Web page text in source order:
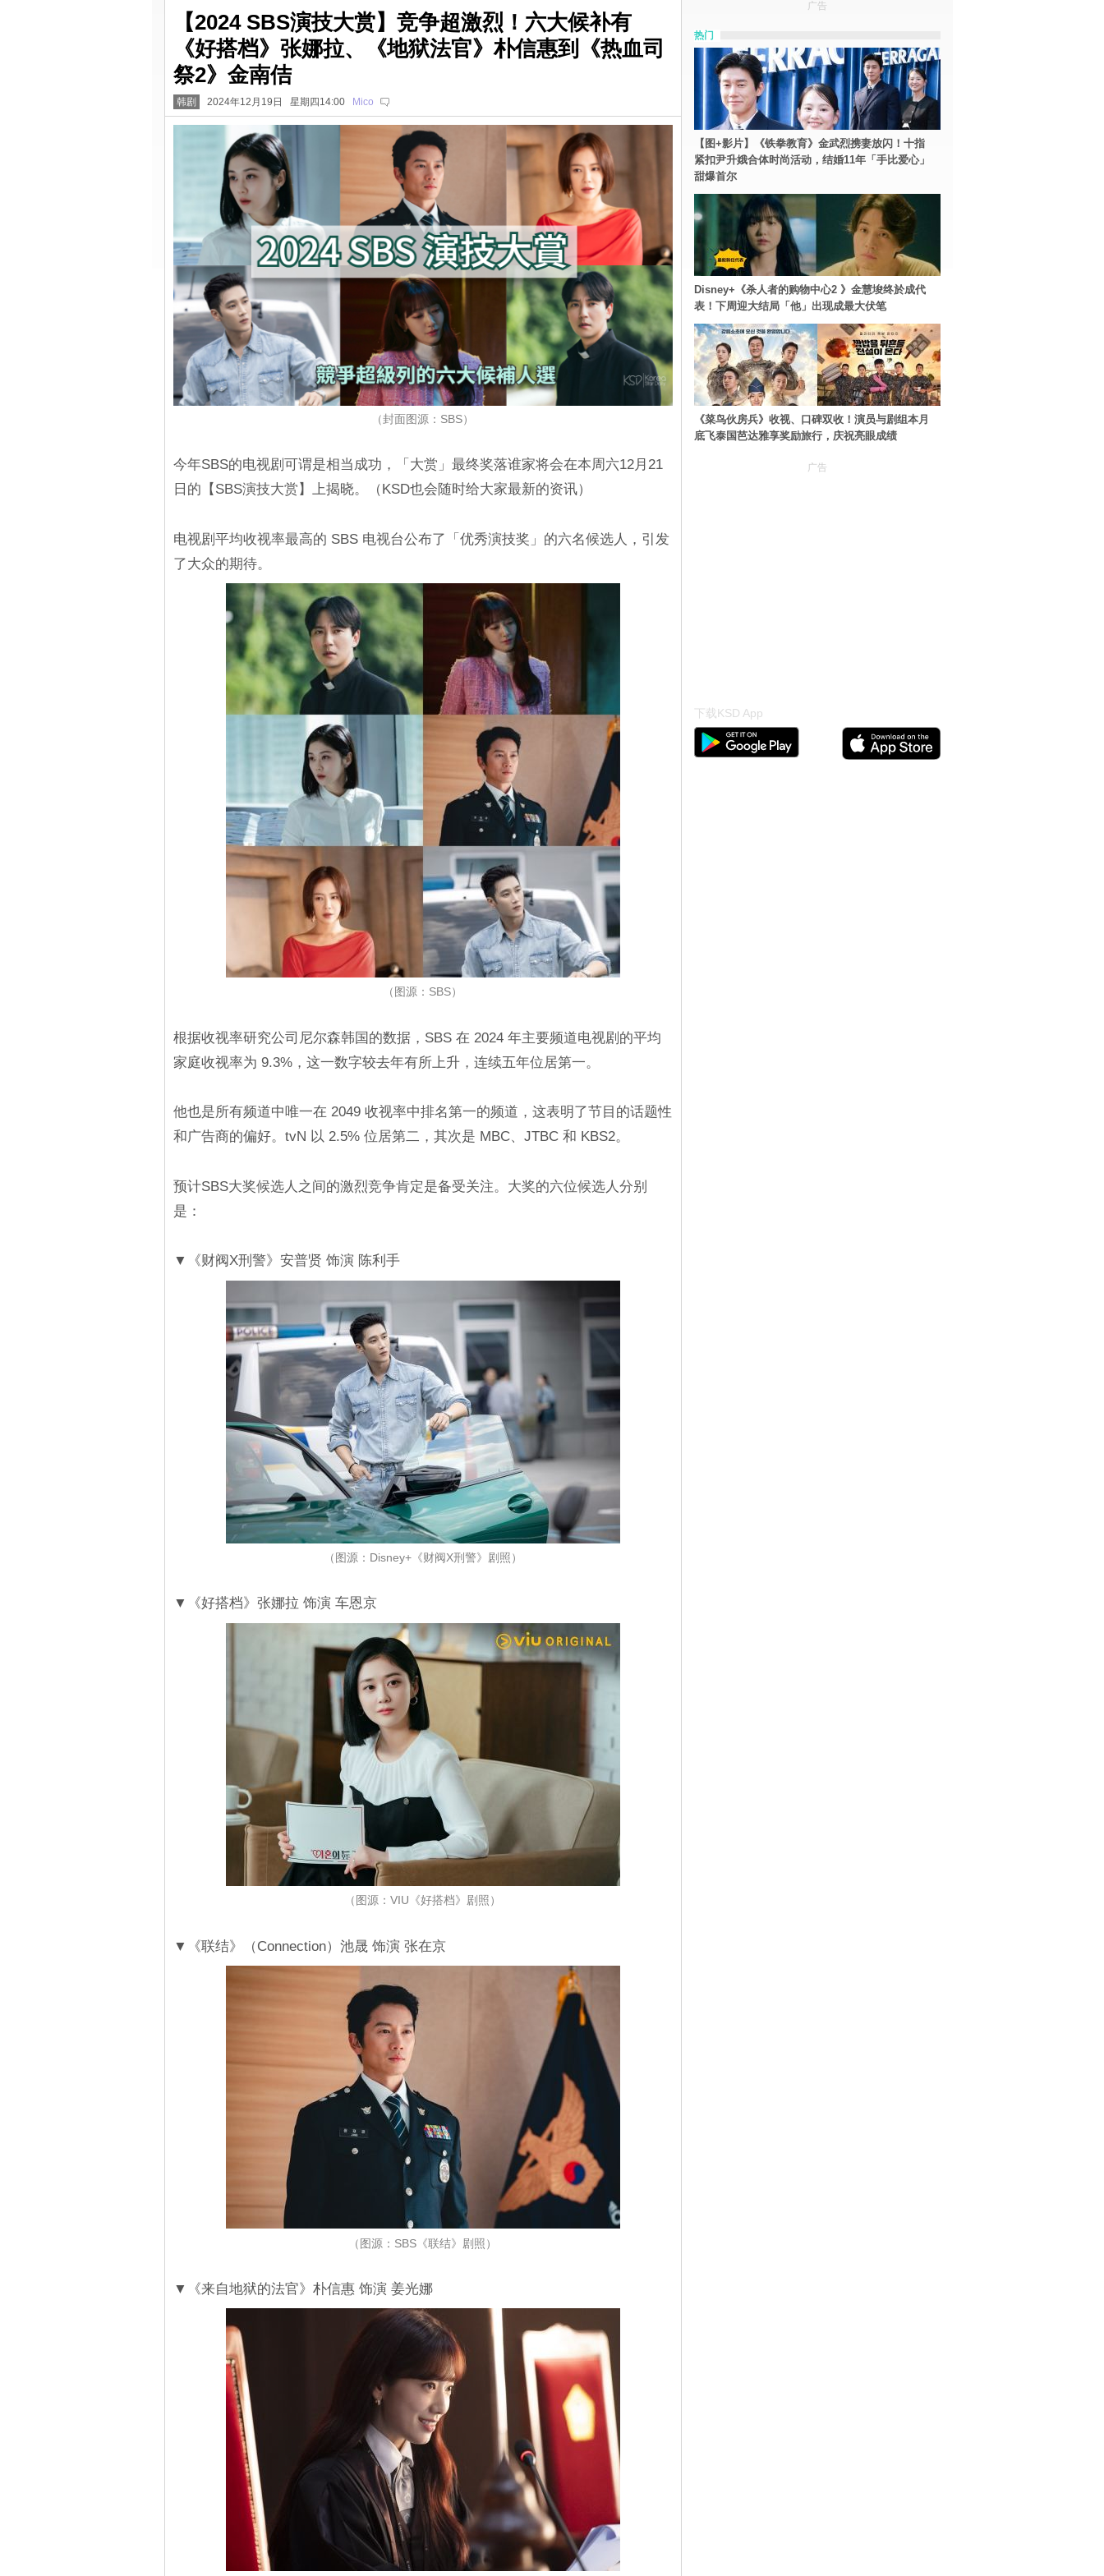
【2024 SBS演技大赏】竞争超激烈！六大候补有
《好搭档》张娜拉、《地狱法官》朴信惠到《热血司
祭2》金南佶
韩剧 2024年12月19日 星期四14:00 Mico
（封面图源：SBS）
今年SBS的电视剧可谓是相当成功，「大赏」最终奖落谁家将会在本周六12月21
日的【SBS演技大赏】上揭晓。（KSD也会随时给大家最新的资讯）
电视剧平均收视率最高的 SBS 电视台公布了「优秀演技奖」的六名候选人，引发
了大众的期待。
（图源：SBS）
根据收视率研究公司尼尔森韩国的数据，SBS 在 2024 年主要频道电视剧的平均
家庭收视率为 9.3%，这一数字较去年有所上升，连续五年位居第一。
他也是所有频道中唯一在 2049 收视率中排名第一的频道，这表明了节目的话题性
和广告商的偏好。tvN 以 2.5% 位居第二，其次是 MBC、JTBC 和 KBS2。
预计SBS大奖候选人之间的激烈竞争肯定是备受关注。大奖的六位候选人分别
是：
▼《财阀X刑警》安普贤 饰演 陈利手
（图源：Disney+《财阀X刑警》剧照）
▼《好搭档》张娜拉 饰演 车恩京
（图源：VIU《好搭档》剧照）
▼《联结》（Connection）池晟 饰演 张在京
（图源：SBS《联结》剧照）
▼《来自地狱的法官》朴信惠 饰演 姜光娜
广告
热门
【图+影片】《铁拳教育》金武烈携妻放闪！十指
紧扣尹升娥合体时尚活动，结婚11年「手比爱心」
甜爆首尔
Disney+《杀人者的购物中心2 》金慧埈终於成代
表！下周迎大结局「他」出现成最大伏笔
《菜鸟伙房兵》收视、口碑双收！演员与剧组本月
底飞泰国芭达雅享奖励旅行，庆祝亮眼成绩
广告
下载KSD App